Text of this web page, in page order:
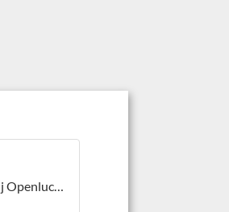
Bierbrouwerij Openluchtmuseum Arnhem